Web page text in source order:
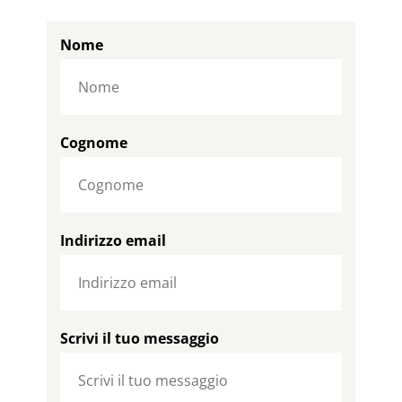
Nome
Cognome
Indirizzo email
Scrivi il tuo messaggio